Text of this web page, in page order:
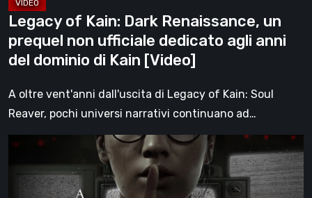
agli
anni
del
dominio
Legacy of Kain: Dark Renaissance, un
prequel non ufficiale dedicato agli anni
del dominio di Kain [Video]
A oltre vent'anni dall'uscita di Legacy of Kain: Soul
Reaver, pochi universi narrativi continuano ad…
A
Place: